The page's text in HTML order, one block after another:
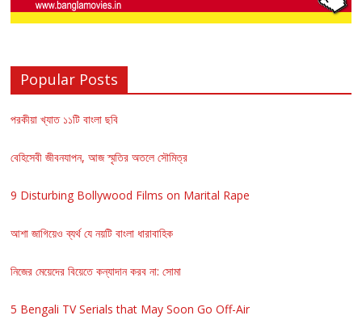
Popular Posts
পরকীয়া খ্যাত ১১টি বাংলা ছবি
বেহিসেবী জীবনযাপন, আজ স্মৃতির অতলে সৌমিত্র
9 Disturbing Bollywood Films on Marital Rape
আশা জাগিয়েও ব্যর্থ যে নয়টি বাংলা ধারাবাহিক
নিজের মেয়েদের বিয়েতে কন্যাদান করব না: সোমা
5 Bengali TV Serials that May Soon Go Off-Air